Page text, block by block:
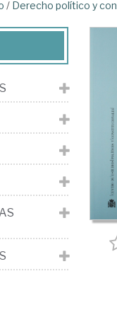
/ Derecho político y